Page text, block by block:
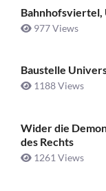
Bahnhofsviertel,
977 Views
Baustelle
1188 Views
Wider die
des Rechts
1261 Views